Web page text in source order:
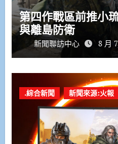
第四作戰區前推小
與離島防衛
新聞聯訪中心 8 月
.綜合新聞 新聞來源:火報